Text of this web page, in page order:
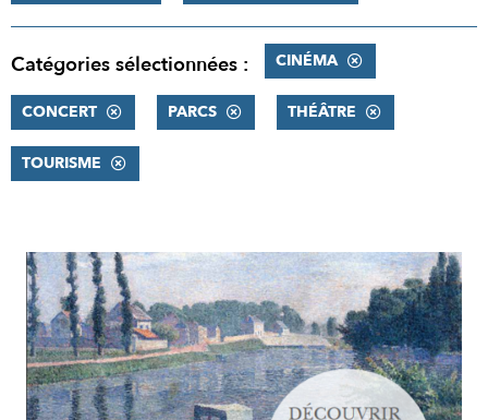
Catégories sélectionnées : CINÉMA
CONCERT PARCS THÉÂTRE
TOURISME
RÉSULTATS